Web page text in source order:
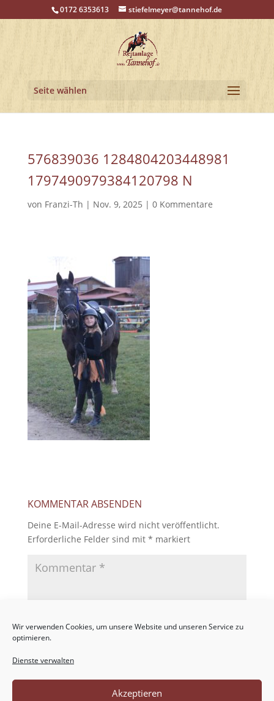
Wir verwenden Cookies, um unsere Website und unseren Service zu
optimieren.
Dienste verwalten
Akzeptieren
0172 6353613 stiefelmeyer@tannehof.de
Seite wählen
576839036 1284804203448981
1797490979384120798 N
von Franzi-Th | Nov. 9, 2025 | 0 Kommentare
KOMMENTAR ABSENDEN
Deine E-Mail-Adresse wird nicht veröffentlicht.
Erforderliche Felder sind mit * markiert